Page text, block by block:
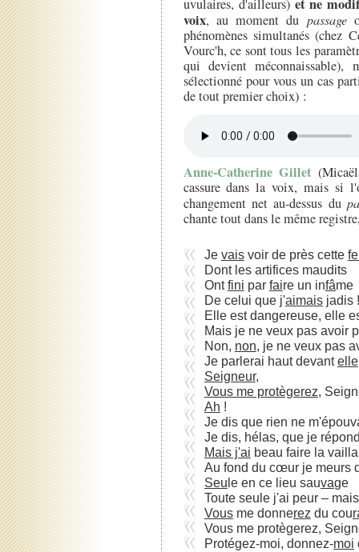
uvulaires, d'ailleurs)
voix, au moment du passage
phénomènes simultanés (chez
Vourc'h, ce sont tous les
qui devient
sélectionné pour vous un cas
de tout premier choix) :
Anne-Catherine Gillet
cassure dans la voix, mais si
changement net au-dessus du
chante tout dans le même
Je vaisvoir de près cette
Dont les artifices maudits
Ontfini par faire un infâme
De celui que j'aimaisjadis !
Elle est dangereuse, elle
Mais je ne veux pas avoir
Non, non, je ne veux pas
Je parlerai haut devantelle
Seigneur,
Vous me protègerez,
Ah !
Je dis que rien ne
Je dis, hélas, que je
Mais j'ai beau faire la
Au fond du cœur je meurs
Seule en ce lieu sauvage
Toute seule j'ai peur –
Vousme donnerez du cou
Vous me protègerez,
Protégez-moi, donnez-moi